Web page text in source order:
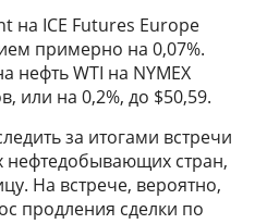
на ICE Futures Europe
примерно на 0,07%.
нефть WTI на NYMEX
или на 0,2%, до $50,59.
за итогами встречи
нефтедобывающих стран,
На встрече, вероятно,
продления сделки по